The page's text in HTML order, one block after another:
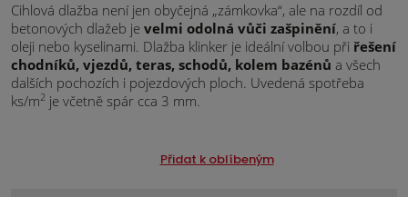
Cihlová dlažba není jen obyčejná „zámkovka“, ale na rozdíl od
betonových dlažeb je velmi odolná vůči zašpinění, a to i
oleji nebo kyselinami. Dlažba klinker je ideální volbou při řešení
chodníků, vjezdů, teras, schodů, kolem bazénů a všech
dalších pochozích i pojezdových ploch. Uvedená spotřeba
ks/m2 je včetně spár cca 3 mm.
Přidat k oblíbeným